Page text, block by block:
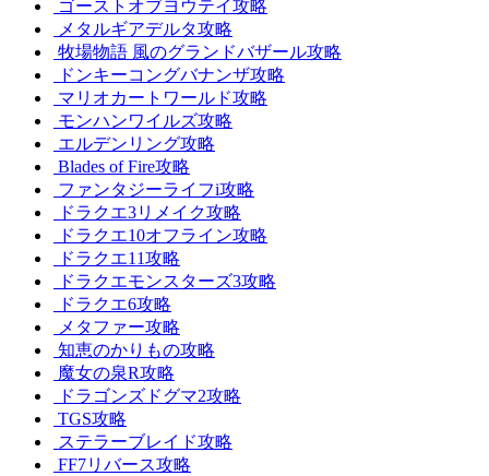
ゴーストオブヨウテイ攻略
メタルギアデルタ攻略
牧場物語 風のグランドバザール攻略
ドンキーコングバナンザ攻略
マリオカートワールド攻略
モンハンワイルズ攻略
エルデンリング攻略
Blades of Fire攻略
ファンタジーライフi攻略
ドラクエ3リメイク攻略
ドラクエ10オフライン攻略
ドラクエ11攻略
ドラクエモンスターズ3攻略
ドラクエ6攻略
メタファー攻略
知恵のかりもの攻略
魔女の泉R攻略
ドラゴンズドグマ2攻略
TGS攻略
ステラーブレイド攻略
FF7リバース攻略